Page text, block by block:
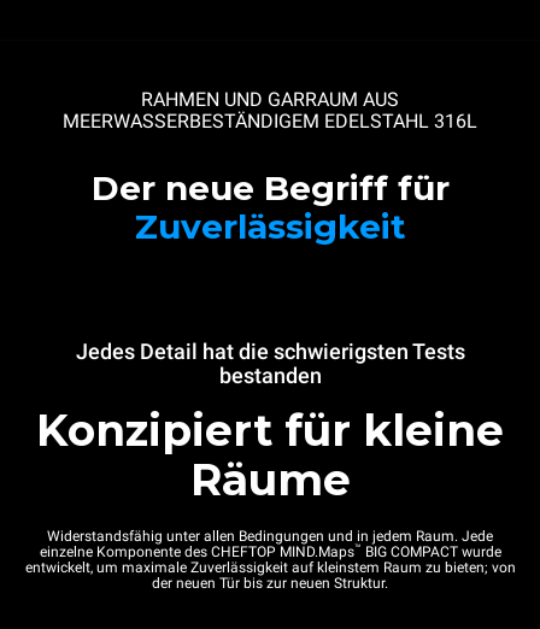
RAHMEN UND GARRAUM AUS
MEERWASSERBESTÄNDIGEM EDELSTAHL 316L
Der neue Begriff für
Zuverlässigkeit
Jedes Detail hat die schwierigsten Tests
bestanden
Konzipiert für kleine
Räume
Widerstandsfähig unter allen Bedingungen und in jedem Raum. Jede
einzelne Komponente des CHEFTOP MIND.Maps™ BIG COMPACT wurde
entwickelt, um maximale Zuverlässigkeit auf kleinstem Raum zu bieten; von
der neuen Tür bis zur neuen Struktur.